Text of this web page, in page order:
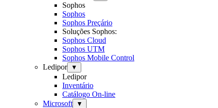
Sophos
Sophos
Sophos Preçário
Soluções Sophos:
Sophos Cloud
Sophos UTM
Sophos Mobile Control
Ledipor
▼
Ledipor
Inventário
Catálogo On-line
Microsoft
▼